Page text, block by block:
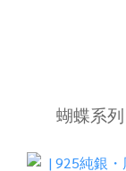
蝴蝶系